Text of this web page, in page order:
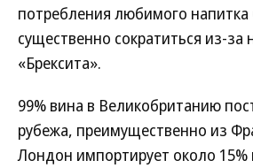
потребления любимого напитка
существенно сократиться из-
«Брексита».
99% вина в Великобританию
рубежа, преимущественно из
Лондон импортирует около 15%